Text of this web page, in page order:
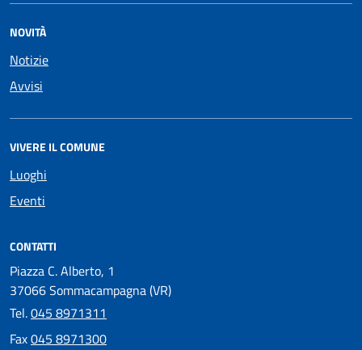
NOVITÀ
Notizie
Avvisi
VIVERE IL COMUNE
Luoghi
Eventi
CONTATTI
Piazza C. Alberto, 1
37066 Sommacampagna (VR)
Tel.045 8971311
Fax045 8971300